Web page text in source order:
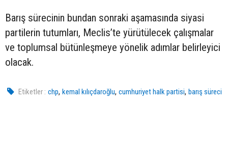
Barış sürecinin bundan sonraki aşamasında siyasi
partilerin tutumları, Meclis’te yürütülecek çalışmalar
ve toplumsal bütünleşmeye yönelik adımlar belirleyici
olacak.
Etiketler : chp,kemal kılıçdaroğlu,cumhuriyet halk partisi,barış süreci